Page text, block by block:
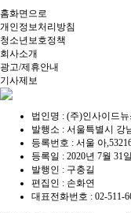
홈화면으로
개인정보처리방침
청소년보호정책
회사소개
광고/제휴안내
기사제보
법인명 : (주)인사이드뉴
발행소 : 서울특별시 강
등록번호 : 서울 아
등록일 : 2020년 7월 31일
발행인 : 구충길
편집인 : 손화연
대표전화번호 : 02-511-